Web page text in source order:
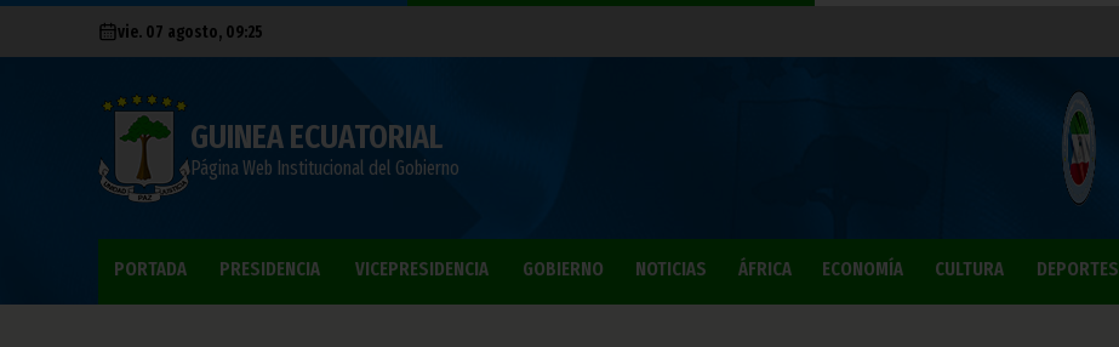
vie. 07 agosto, 09:25
GUINEA ECUATORIAL
Página Web Institucional del Gobierno
PORTADA PRESIDENCIA VICEPRESIDENCIA GOBIERNO NOTICIAS ÁFRICA ECONOMÍA CULTURA DEPORTES